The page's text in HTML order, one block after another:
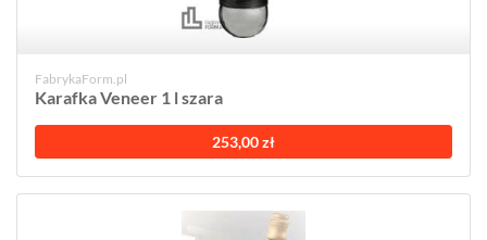
FabrykaForm.pl
Karafka Veneer 1 l szara
253,00 zł